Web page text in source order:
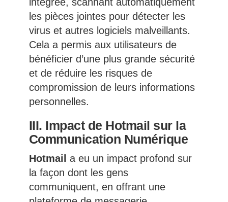
les pièces jointes pour détecter les
virus et autres logiciels malveillants.
Cela a permis aux utilisateurs de
bénéficier d’une plus grande sécurité
et de réduire les risques de
compromission de leurs informations
personnelles.
III. Impact de Hotmail sur la
Communication Numérique
Hotmail a eu un impact profond sur
la façon dont les gens
communiquent, en offrant une